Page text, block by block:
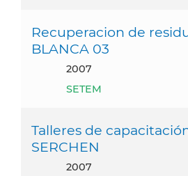
Recuperacion de
BLANCA 03
2007
SETEM
Talleres de
SERCHEN
2007